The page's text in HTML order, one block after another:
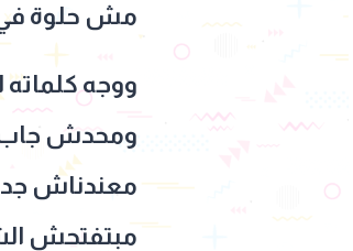
مش حلوة في
ووجه كلماته
ومحدش جاب
معندناش
مبتفتحش